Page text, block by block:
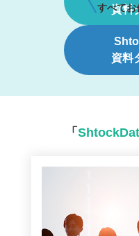
資料
すべてお
資料
「